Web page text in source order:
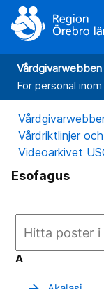
Vårdgivarwebben
För personal
Vårdriktlinjer
Videoarkivet
Esofagus
A